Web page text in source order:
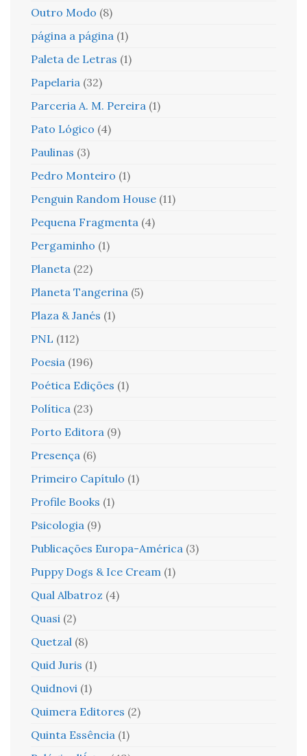
Outro Modo (8)
página a página (1)
Paleta de Letras (1)
Papelaria (32)
Parceria A. M. Pereira (1)
Pato Lógico (4)
Paulinas (3)
Pedro Monteiro (1)
Penguin Random House (11)
Pequena Fragmenta (4)
Pergaminho (1)
Planeta (22)
Planeta Tangerina (5)
Plaza & Janés (1)
PNL (112)
Poesia (196)
Poética Edições (1)
Política (23)
Porto Editora (9)
Presença (6)
Primeiro Capítulo (1)
Profile Books (1)
Psicologia (9)
Publicações Europa-América (3)
Puppy Dogs & Ice Cream (1)
Qual Albatroz (4)
Quasi (2)
Quetzal (8)
Quid Juris (1)
Quidnovi (1)
Quimera Editores (2)
Quinta Essência (1)